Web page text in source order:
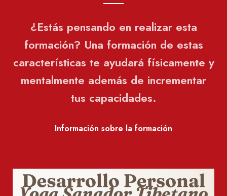
¿Estás pensando en realizar esta
formación? Una formación de estas
características te ayudará físicamente y
mentalmente además de incrementar
tus capacidades.
Información sobre la formación